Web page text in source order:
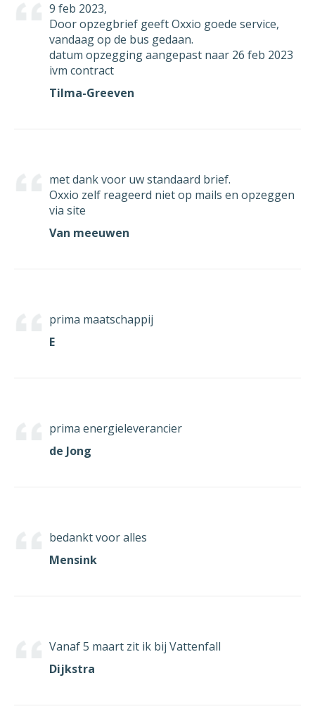
9 feb 2023,
Door opzegbrief geeft Oxxio goede service,
vandaag op de bus gedaan.
datum opzegging aangepast naar 26 feb 2023
ivm contract
Tilma-Greeven
met dank voor uw standaard brief.
Oxxio zelf reageerd niet op mails en opzeggen
via site
Van meeuwen
prima maatschappij
E
prima energieleverancier
de Jong
bedankt voor alles
Mensink
Vanaf 5 maart zit ik bij Vattenfall
Dijkstra